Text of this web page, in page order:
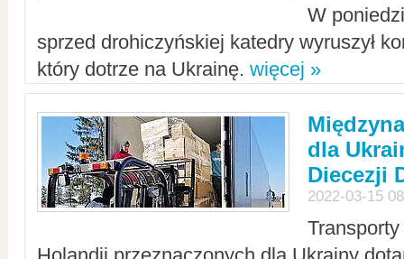
W
sprzed drohiczyńskiej katedry wyruszył
który dotrze na Ukrainę. więcej »
dla
Diecezji
2022-03-15